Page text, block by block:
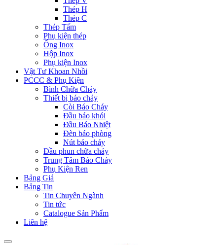
Thép H
Thép C
Thép Tấm
Phụ kiện thép
Ống Inox
Hộp Inox
Phụ kiện Inox
Vật Tư Khoan Nhồi
PCCC & Phụ Kiện
Bình Chữa Cháy
Thiết bị báo cháy
Còi Báo Cháy
Đầu báo khói
Đầu Báo Nhiệt
Đèn báo phòng
Nút báo cháy
Đầu phun chữa cháy
Trung Tâm Báo Cháy
Phụ Kiện Ren
Bảng Giá
Bảng Tin
Tin Chuyên Ngành
Tin tức
Catalogue Sản Phẩm
Liên hệ